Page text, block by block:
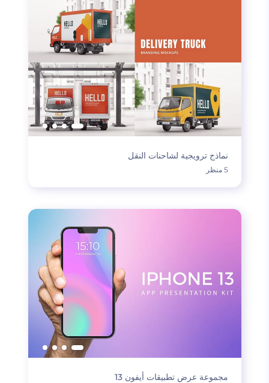
نماذج ترويجية لشاحنات النقل
5 منظر
مجموعة عرض تطبيقات أيفون 13